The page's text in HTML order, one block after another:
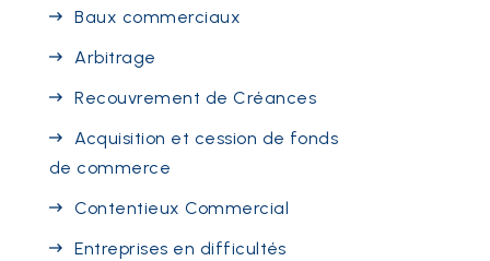
Baux commerciaux
Arbitrage
Recouvrement de Créances
Acquisition et cession de fonds
de commerce
Contentieux Commercial
Entreprises en difficultés